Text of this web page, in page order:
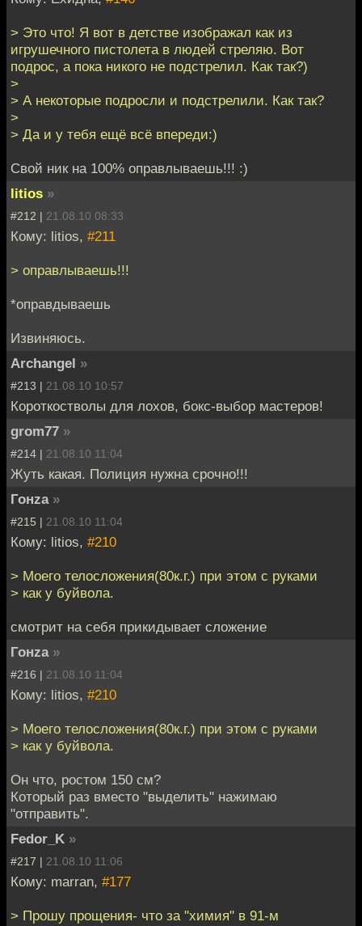
> Это что! Я вот в детстве изображал как из
игрушечного пистолета в людей стреляю. Вот
подрос, а пока никого не подстрелил. Как так?)
>
> А некоторые подросли и подстрелили. Как так?
>
> Да и у тебя ещё всё впереди:)
Свой ник на 100% оправлываешь!!! :)
litios »
#212 | 21.08.10 08:33
Кому: litios, #211
> оправлываешь!!!
*оправдываешь
Извиняюсь.
Archangel »
#213 | 21.08.10 10:57
Короткостволы для лохов, бокс-выбор мастеров!
grom77 »
#214 | 21.08.10 11:04
Жуть какая. Полиция нужна срочно!!!
Гонzа »
#215 | 21.08.10 11:04
Кому: litios, #210
> Моего телосложения(80к.г.) при этом с руками
> как у буйвола.
смотрит на себя прикидывает сложение
Гонzа »
#216 | 21.08.10 11:04
Кому: litios, #210
> Моего телосложения(80к.г.) при этом с руками
> как у буйвола.
Он что, ростом 150 см?
Который раз вместо "выделить" нажимаю
"отправить".
Fedor_K »
#217 | 21.08.10 11:06
Кому: marran, #177
> Прошу прощения- что за "химия" в 91-м